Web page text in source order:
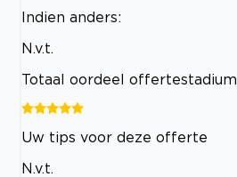
Indien anders:
N.v.t.
Totaal oordeel offertestadium
Uw tips voor deze offerte
N.v.t.